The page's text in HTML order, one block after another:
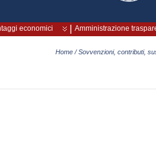
economici Amministrazione
Home /Sovvenzioni, contributi,